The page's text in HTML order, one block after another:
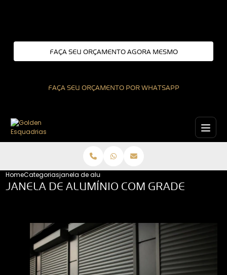
FAÇA SEU ORÇAMENTO AGORA MESMO
FAÇA SEU ORÇAMENTO POR WHATSAPP
HomeCategoriasjanela de aluminio com grade
JANELA DE ALUMÍNIO COM GRADE